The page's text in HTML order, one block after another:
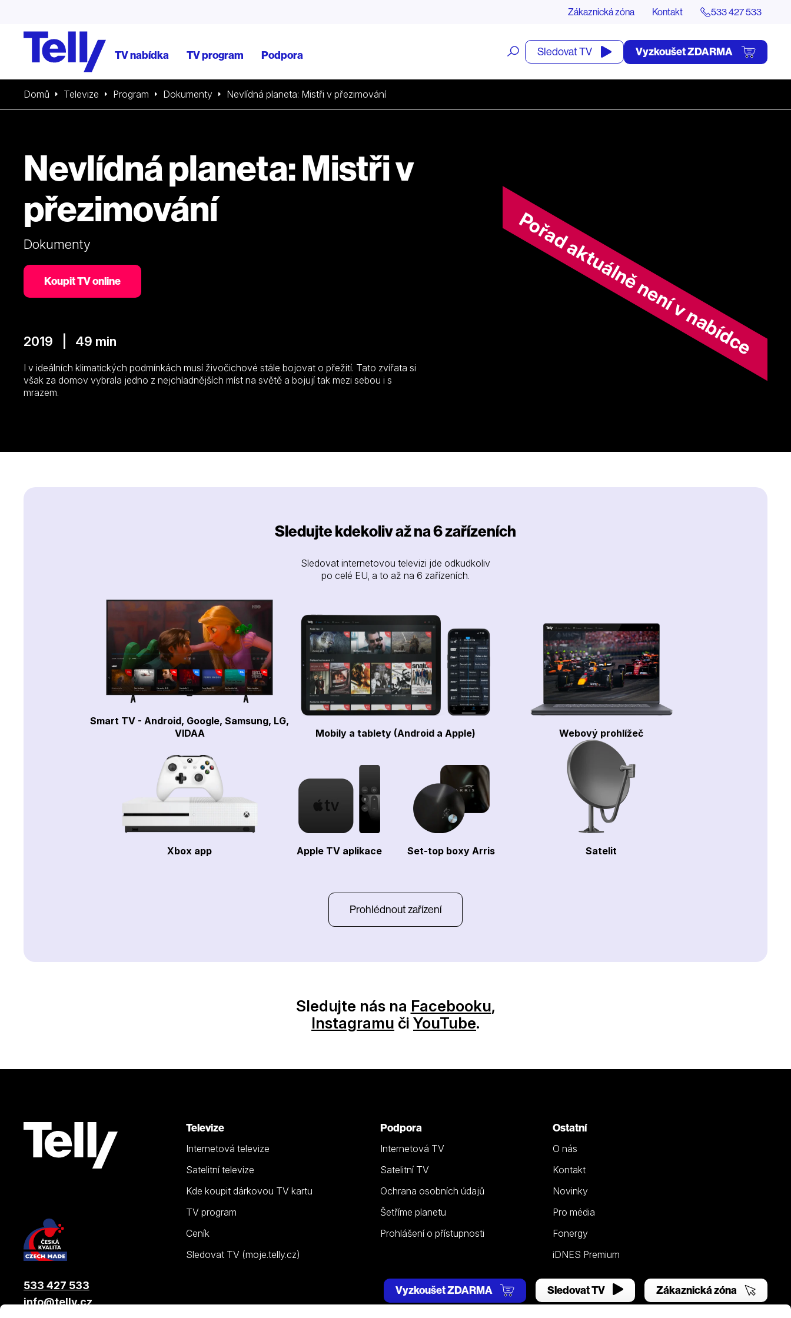
Zákaznická zóna Kontakt 533 427 533
TV nabídka TV program Podpora
Otevřít
vyhledávání
Sledovat TV Vyzkoušet ZDARMA
Domů Televize Program Dokumenty Nevlídná planeta: Mistři v přezimování
Pořad aktuálně není v nabídce
Nevlídná planeta: Mistři v
přezimování
Dokumenty
Koupit TV online
2019 | 49 min
I v ideálních klimatických podmínkách musí živočichové stále bojovat o přežití. Tato zvířata si
však za domov vybrala jedno z nejchladnějších míst na světě a bojují tak mezi sebou i s
mrazem.
Sledujte kdekoliv až na 6 zařízeních
Sledovat internetovou televizi jde odkudkoliv
po celé EU, a to až na 6 zařízeních.
Smart TV - Android, Google, Samsung, LG,
VIDAA
Mobily a tablety (Android a Apple) Webový prohlížeč
Xbox app Apple TV aplikace Set-top boxy Arris Satelit
Prohlédnout zařízení
Sledujte nás na Facebooku,
Instagramu či YouTube.
Televize
Internetová televize
Satelitní televize
Kde koupit dárkovou TV kartu
TV program
Ceník
Sledovat TV (moje.telly.cz)
Podpora
Internetová TV
Satelitní TV
Ochrana osobních údajů
Šetříme planetu
Prohlášení o přístupnosti
Ostatní
O nás
Kontakt
Novinky
Pro média
Fonergy
iDNES Premium
533 427 533
info@telly.cz
Vyzkoušet ZDARMA Sledovat TV Zákaznická zóna